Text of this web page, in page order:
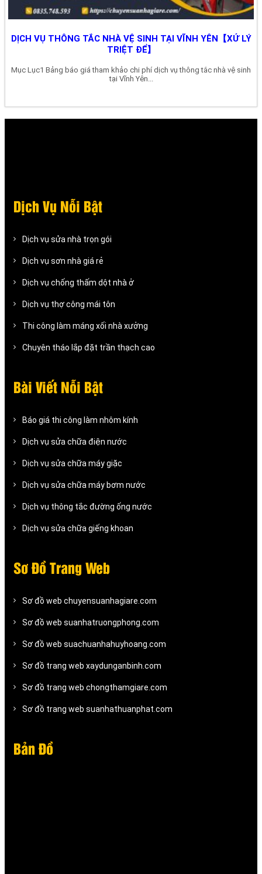
DỊCH VỤ THÔNG TẮC NHÀ VỆ SINH TẠI VĨNH YÊN【XỬ LÝ
TRIỆT ĐỂ】
Mục Lục1 Bảng báo giá tham khảo chi phí dịch vụ thông tắc nhà vệ sinh
tại Vĩnh Yên...
Dịch Vụ Nỗi Bật
Dịch vụ sửa nhà trọn gói
Dịch vụ sơn nhà giá rẻ
Dịch vụ chống thấm dột nhà ở
Dịch vụ thợ công mái tôn
Thi công làm máng xối nhà xưởng
Chuyên tháo lắp đặt trần thạch cao
Bài Viết Nỗi Bật
Báo giá thi công làm nhôm kính
Dịch vụ sửa chữa điện nước
Dịch vụ sửa chữa máy giặc
Dịch vụ sửa chữa máy bơm nước
Dịch vụ thông tắc đường ống nước
Dịch vụ sửa chữa giếng khoan
Sơ Đồ Trang Web
Sơ đồ web chuyensuanhagiare.com
Sơ đồ web suanhatruongphong.com
Sơ đồ web suachuanhahuyhoang.com
Sơ đồ trang web xaydunganbinh.com
Sơ đồ trang web chongthamgiare.com
Sơ đồ trang web suanhathuanphat.com
Bản Đồ